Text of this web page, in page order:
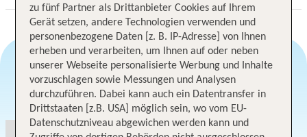
Angebotsauswahl
zu fünf Partner als Drittanbieter Cookies auf Ihrem
Gerät setzen, andere Technologien verwenden und
personenbezogene Daten [z. B. IP-Adresse] von Ihnen
erheben und verarbeiten, um Ihnen auf oder neben
unserer Webseite personalisierte Werbung und Inhalte
vorzuschlagen sowie Messungen und Analysen
durchzuführen. Dabei kann auch ein Datentransfer in
Drittstaaten [z.B. USA] möglich sein, wo vom EU-
Datenschutzniveau abgewichen werden kann und